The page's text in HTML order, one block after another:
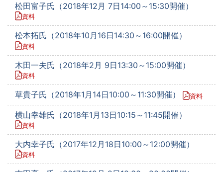
松田富子氏（2018年12月 7日14:00～15:30開催）
資料
松本拓氏（2018年10月16日14:30～16:00開催）
資料
木田一夫氏（2018年2月 9日13:30～15:00開催）
資料
草貴子氏（2018年1月14日10:00～11:30開催） 資料
横山幸雄氏（2018年1月13日10:15～11:45開催）
資料
大内幸子氏（2017年12月18日10:00～12:00開催）
資料